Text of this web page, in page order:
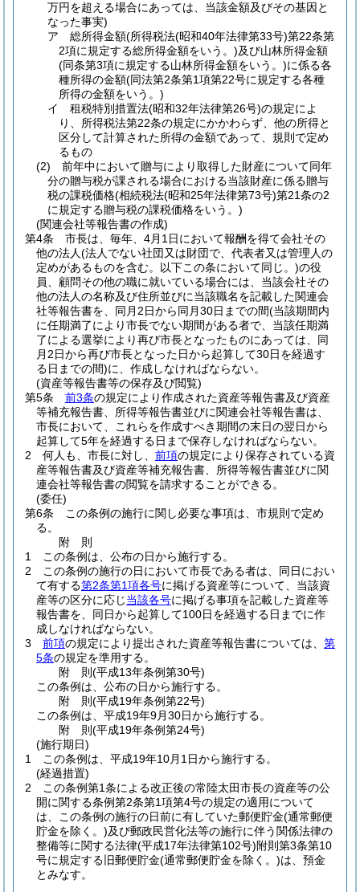
万円を超える場合にあっては、当該金額及びその基因と
なった事実)
ア
総所得金額(所得税法(昭和40年法律第33号)第22条第
2項に規定する総所得金額をいう。)及び山林所得金額
(同条第3項に規定する山林所得金額をいう。)に係る各
種所得の金額(同法第2条第1項第22号に規定する各種
所得の金額をいう。)
イ
租税特別措置法(昭和32年法律第26号)の規定によ
り、所得税法第22条の規定にかかわらず、他の所得と
区分して計算された所得の金額であって、規則で定め
るもの
(2)
前年中において贈与により取得した財産について同年
分の贈与税が課される場合における当該財産に係る贈与
税の課税価格(相続税法(昭和25年法律第73号)第21条の2
に規定する贈与税の課税価格をいう。)
(関連会社等報告書の作成)
第4条
市長は、毎年、4月1日において報酬を得て会社その
他の法人(法人でない社団又は財団で、代表者又は管理人の
定めがあるものを含む。以下この条において同じ。)の役
員、顧問その他の職に就いている場合には、当該会社その
他の法人の名称及び住所並びに当該職名を記載した関連会
社等報告書を、同月2日から同月30日までの間(当該期間内
に任期満了により市長でない期間がある者で、当該任期満
了による選挙により再び市長となったものにあっては、同
月2日から再び市長となった日から起算して30日を経過す
る日までの間)に、作成しなければならない。
(資産等報告書等の保存及び閲覧)
第5条
前3条の規定により作成された資産等報告書及び資産
等補充報告書、所得等報告書並びに関連会社等報告書は、
市長において、これらを作成すべき期間の末日の翌日から
起算して5年を経過する日まで保存しなければならない。
2
何人も、市長に対し、 前項の規定により保存されている資
産等報告書及び資産等補充報告書、所得等報告書並びに関
連会社等報告書の閲覧を請求することができる。
(委任)
第6条
この条例の施行に関し必要な事項は、市規則で定め
る。
附 則
1
この条例は、公布の日から施行する。
2
この条例の施行の日において市長である者は、同日におい
て有する第2条第1項各号に掲げる資産等について、当該資
産等の区分に応じ当該各号に掲げる事項を記載した資産等
報告書を、同日から起算して100日を経過する日までに作
成しなければならない。
3
前項の規定により提出された資産等報告書については、 第
5条の規定を準用する。
附 則(平成13年条例第30号)
この条例は、公布の日から施行する。
附 則(平成19年条例第22号)
この条例は、平成19年9月30日から施行する。
附 則(平成19年条例第24号)
(施行期日)
1
この条例は、平成19年10月1日から施行する。
(経過措置)
2
この条例第1条による改正後の常陸太田市長の資産等の公
開に関する条例第2条第1項第4号の規定の適用について
は、この条例の施行の日前に有していた郵便貯金(通常郵便
貯金を除く。)及び郵政民営化法等の施行に伴う関係法律の
整備等に関する法律(平成17年法律第102号)附則第3条第10
号に規定する旧郵便貯金(通常郵便貯金を除く。)は、預金
とみなす。